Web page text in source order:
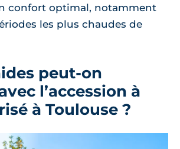
confort optimal, notamment
les plus chaudes de
peut-on
l’accession à
à Toulouse ?